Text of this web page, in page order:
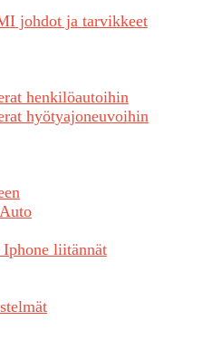
johdot ja tarvikkeet
henkilöautoihin
hyötyajoneuvoihin
liitännät